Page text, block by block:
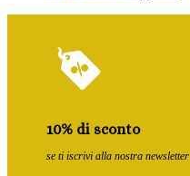
10% di sconto
se ti iscrivi alla nostra newsletter